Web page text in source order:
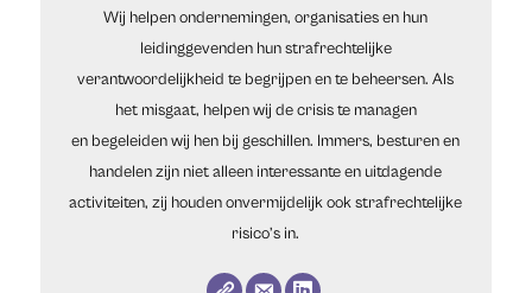
Wij helpen ondernemingen, organisaties en hun
leidinggevenden hun strafrechtelijke
verantwoordelijkheid te begrijpen en te beheersen. Als
het misgaat, helpen wij de crisis te managen
en begeleiden wij hen bij geschillen. Immers, besturen en
handelen zijn niet alleen interessante en uitdagende
activiteiten, zij houden onvermijdelijk ook strafrechtelijke
risico’s in.